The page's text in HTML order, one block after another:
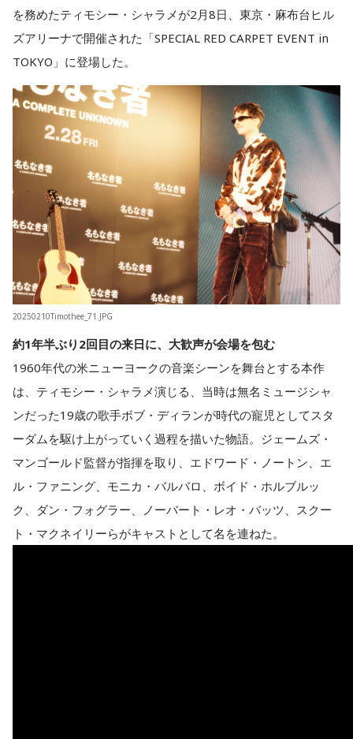
を務めたティモシー・シャラメが2月8日、東京・麻布台ヒル
ズアリーナで開催された「SPECIAL RED CARPET EVENT in
TOKYO」に登場した。
20250210Timothee_71.JPG
約1年半ぶり2回目の来日に、大歓声が会場を包む
1960年代の米ニューヨークの音楽シーンを舞台とする本作
は、ティモシー・シャラメ演じる、当時は無名ミュージシャ
ンだった19歳の歌手ボブ・ディランが時代の寵児としてスタ
ーダムを駆け上がっていく過程を描いた物語。ジェームズ・
マンゴールド監督が指揮を取り、エドワード・ノートン、エ
ル・ファニング、モニカ・バルバロ、ボイド・ホルブルッ
ク、ダン・フォグラー、ノーバート・レオ・バッツ、スクー
ト・マクネイリーらがキャストとして名を連ねた。